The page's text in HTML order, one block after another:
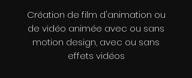
Création de film d'animation ou
de vidéo animée avec ou sans
motion design, avec ou sans
effets vidéos